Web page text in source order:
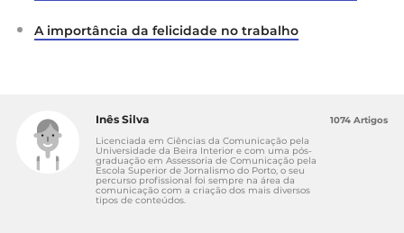
A importância da felicidade no trabalho
Inês Silva
Licenciada em Ciências da Comunicação pela
Universidade da Beira Interior e com uma pós-
graduação em Assessoria de Comunicação pela
Escola Superior de Jornalismo do Porto, o seu
percurso profissional foi sempre na área da
comunicação com a criação dos mais diversos
tipos de conteúdos.
1074 Artigos